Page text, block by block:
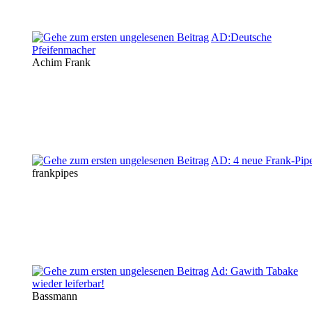
AD:Deutsche
Pfeifenmacher
Achim Frank
AD: 4 neue Frank-
frankpipes
Ad: Gawith Tabake
wieder leiferbar!
Bassmann